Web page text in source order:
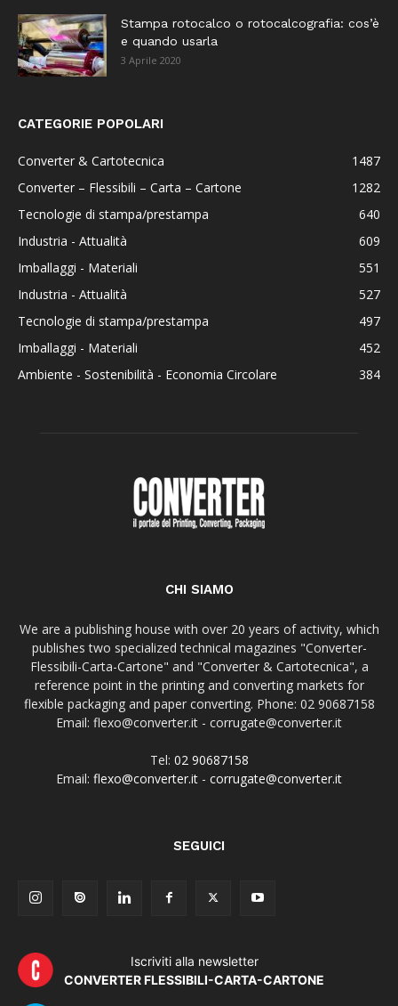
Stampa rotocalco o rotocalcografia: cos’è
e quando usarla
3 Aprile 2020
CATEGORIE POPOLARI
Converter & Cartotecnica
1487
Converter – Flessibili – Carta – Cartone
1282
Tecnologie di stampa/prestampa
640
Industria - Attualità
609
Imballaggi - Materiali
551
Industria - Attualità
527
Tecnologie di stampa/prestampa
497
Imballaggi - Materiali
452
Ambiente - Sostenibilità - Economia Circolare
384
CHI SIAMO
We are a publishing house with over 20 years of activity, which
publishes two specialized technical magazines "Converter-
Flessibili-Carta-Cartone" and "Converter & Cartotecnica", a
reference point in the printing and converting markets for
flexible packaging and paper converting. Phone: 02 90687158
Email: flexo@converter.it - corrugate@converter.it
Tel: 02 90687158
Email: flexo@converter.it - corrugate@converter.it
SEGUICI
Iscriviti alla newsletter
CONVERTER FLESSIBILI-CARTA-CARTONE